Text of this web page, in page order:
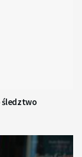
śledztwo